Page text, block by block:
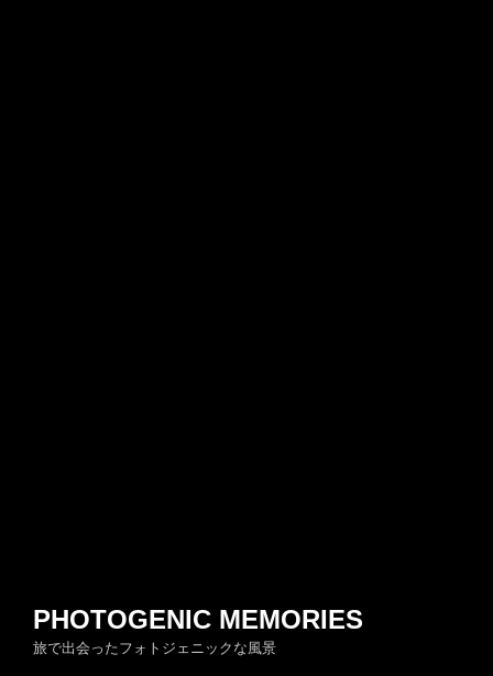
PHOTOGENIC MEMORIES
旅で出会ったフォトジェニックな風景